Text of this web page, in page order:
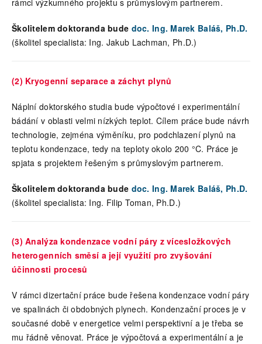
Školitelem doktoranda bude doc. Ing. Marek Baláš, Ph.D.
(školitel specialista: Ing. Jakub Lachman, Ph.D.)
(2) Kryogenní separace a záchyt plynů
Náplní doktorského studia bude výpočtové i experimentální
bádání v oblasti velmi nízkých teplot. Cílem práce bude návrh
technologie, zejména výměníku, pro podchlazení plynů na
teplotu kondenzace, tedy na teploty okolo 200 °C. Práce je
spjata s projektem řešeným s průmyslovým partnerem.
Školitelem doktoranda bude doc. Ing. Marek Baláš, Ph.D.
(školitel specialista: Ing. Filip Toman, Ph.D.)
(3) Analýza kondenzace vodní páry z vícesložkových
heterogenních směsí a její využití pro zvyšování
účinnosti procesů
V rámci dizertační práce bude řešena kondenzace vodní páry
ve spalinách či obdobných plynech. Kondenzační proces je v
současné době v energetice velmi perspektivní a je třeba se
mu řádně věnovat. Práce je výpočtová a experimentální a je